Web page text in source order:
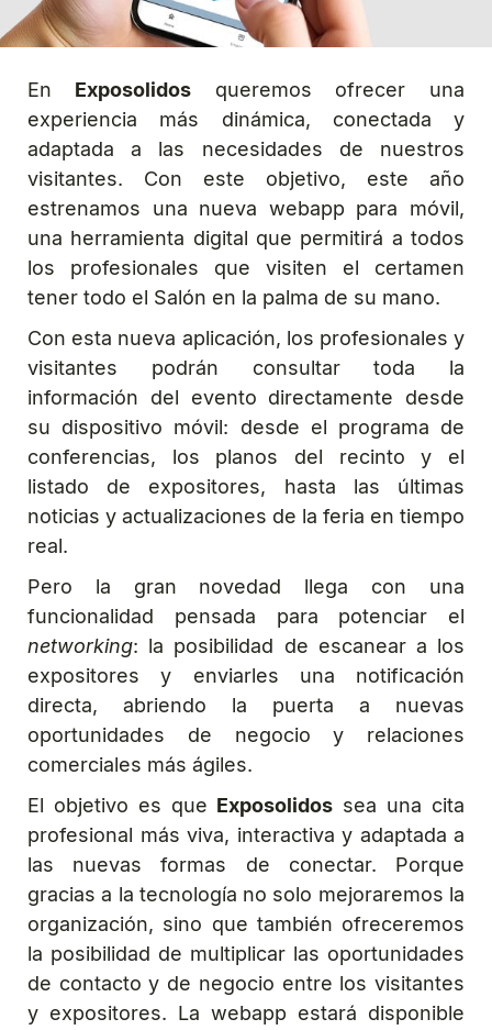
En Exposolidosqueremos ofrecer una
experiencia más dinámica, conectada y
adaptada a las necesidades de nuestros
visitantes. Con este objetivo, este año
estrenamos una nueva webapp para móvil,
una herramienta digital que permitirá a todos
los profesionales que visiten el certamen
tener todo el Salón en la palma de su mano.
Con esta nueva aplicación, los profesionales y
visitantes podrán consultar toda la
información del evento directamente desde
su dispositivo móvil: desde el programa de
conferencias, los planos del recinto y el
listado de expositores, hasta las últimas
noticias y actualizaciones de la feria en tiempo
real.
Pero la gran novedad llega con una
funcionalidad pensada para potenciar el
networking: la posibilidad de escanear a los
expositores y enviarles una notificación
directa, abriendo la puerta a nuevas
oportunidades de negocio y relaciones
comerciales más ágiles.
El objetivo es que Exposolidos sea una cita
profesional más viva, interactiva y adaptada a
las nuevas formas de conectar. Porque
gracias a la tecnología no solo mejoraremos la
organización, sino que también ofreceremos
la posibilidad de multiplicar las oportunidades
de contacto y de negocio entre los visitantes
y expositores. La webapp estará disponible